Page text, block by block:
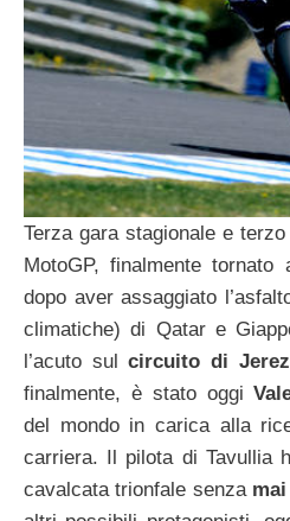
Terza gara stagionale e
MotoGP, finalmente tornato
dopo aver assaggiato
climatiche) di Qatar e
l’acuto sulcircuito di Jerez
finalmente, è stato oggi
del mondo in carica alla
carriera. Il pilota di Tavullia
cavalcata trionfale senza